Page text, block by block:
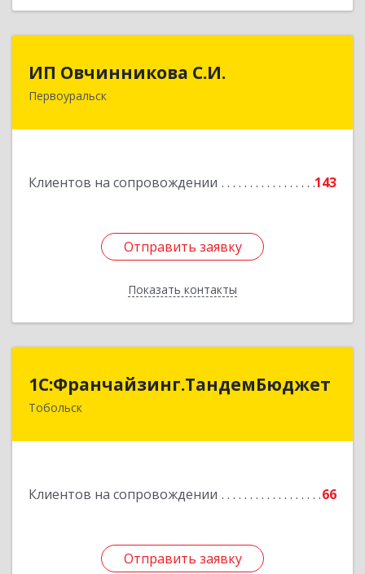
ИП Овчинникова С.И.
Первоуральск
Клиентов на сопровождении 143
Отправить заявку
Показать контакты
623119, Свердловская обл, Первоуральск г,
Отправить заявку
Назад
1С:Франчайзинг.ТандемБюджет
Тобольск
Клиентов на сопровождении 66
Отправить заявку
1С:Франчайзинг.ТандемБюджет
Отправить заявку